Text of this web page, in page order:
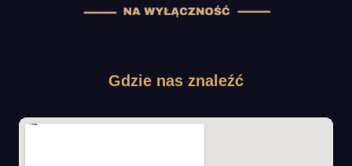
Gdzie nas znaleźć